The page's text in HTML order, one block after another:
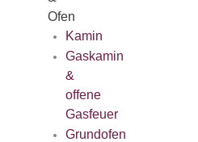
Ofen
Kamin
Gaskamin
&
offene
Gasfeuer
Grundofen